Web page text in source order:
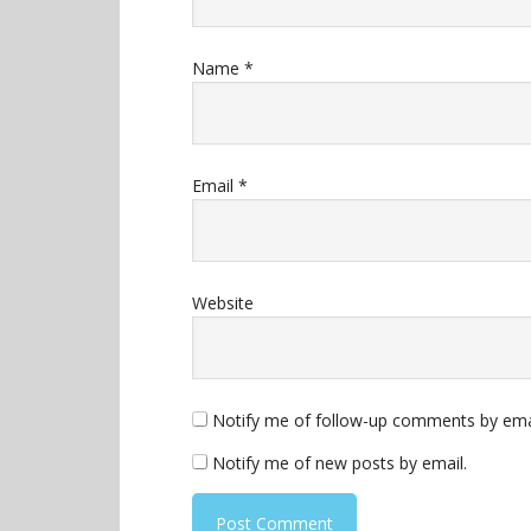
Name *
Email *
Website
Notify me of follow-up comments by
Notify me of new posts by email.